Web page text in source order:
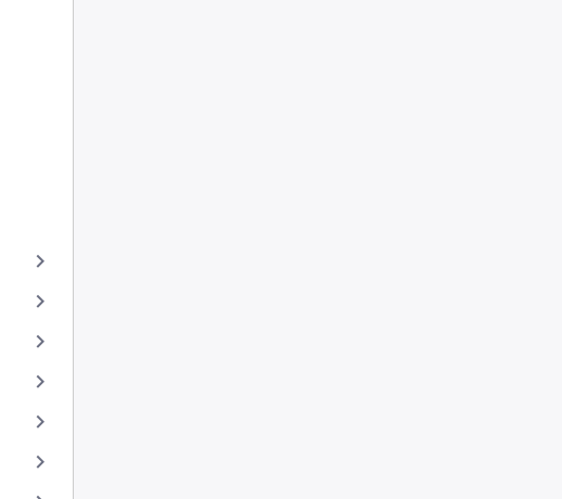
keyboard_arrow_right
keyboard_arrow_right
keyboard_arrow_right
keyboard_arrow_right
keyboard_arrow_right
keyboard_arrow_right